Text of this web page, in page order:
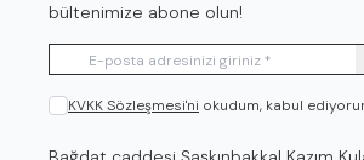
bültenimize abone olun!
KVKK Sözleşmesi'ni okudum, kabul